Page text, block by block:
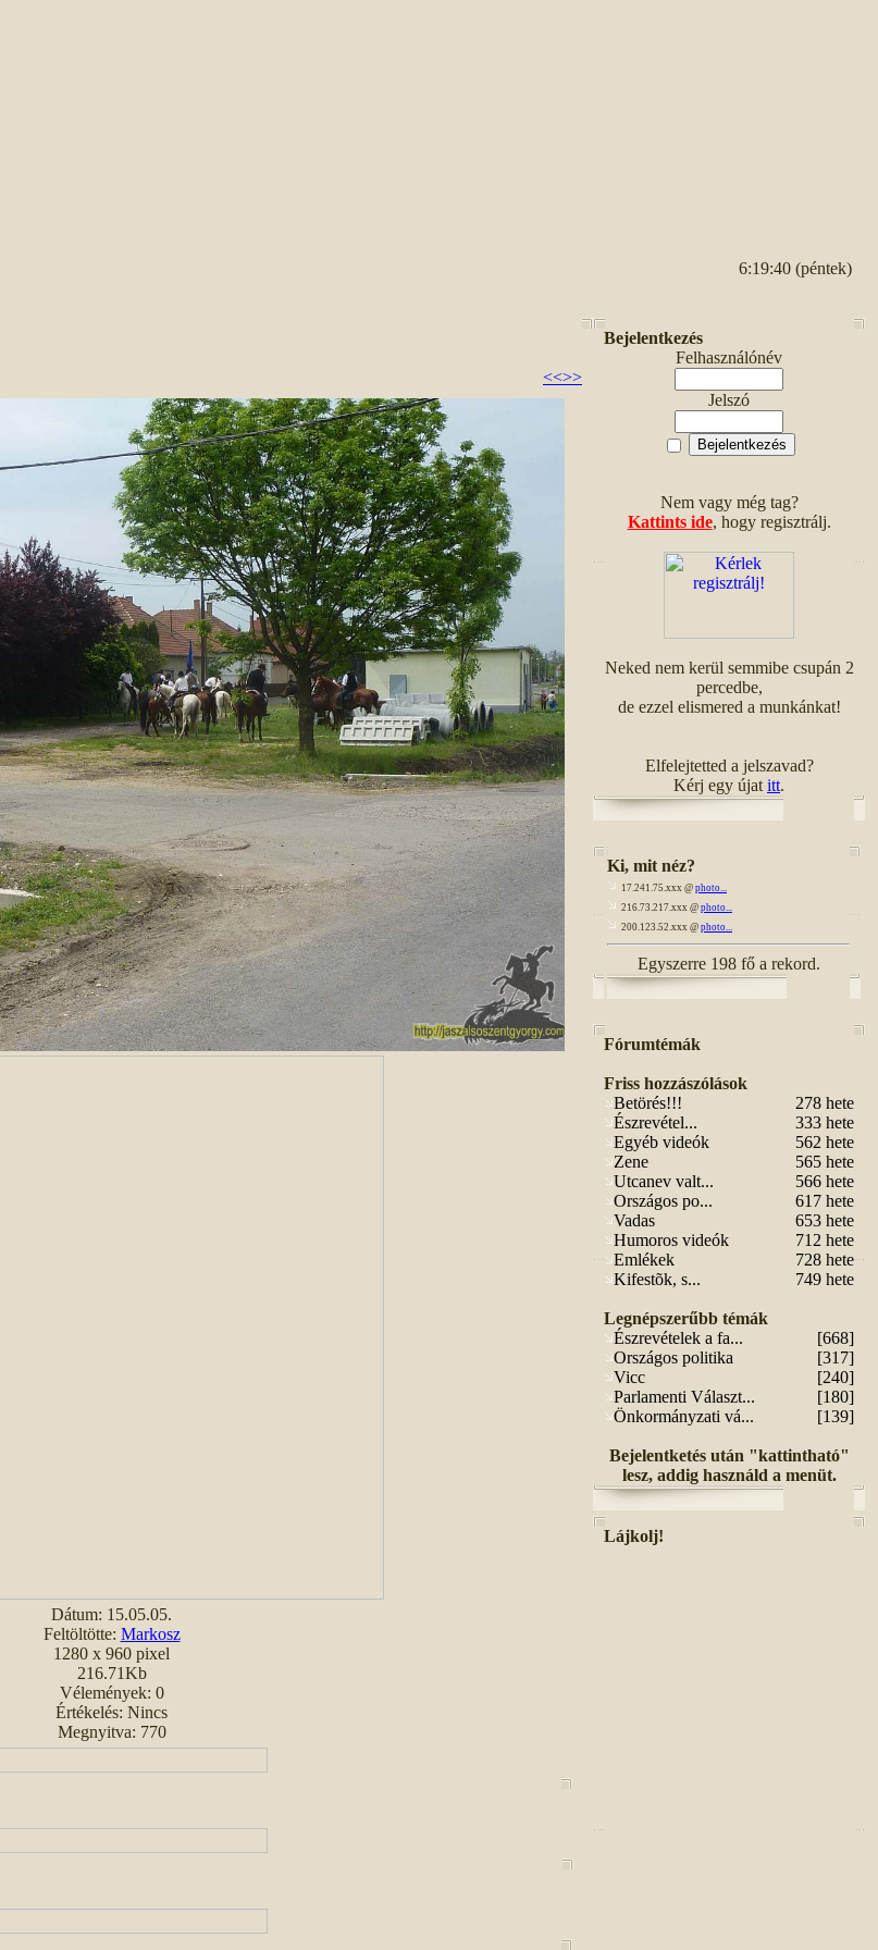
6:19:40 (péntek)
<<>>
Dátum: 15.05.05.
Feltöltötte: Markosz
1280 x 960 pixel
216.71Kb
Vélemények: 0
Értékelés: Nincs
Megnyitva: 770
Bejelentkezés
Felhasználónév
Jelszó
Nem vagy még tag?
Kattints ide, hogy regisztrálj.
Neked nem kerül semmibe csupán 2
percedbe,
de ezzel elismered a munkánkat!
Elfelejtetted a jelszavad?
Kérj egy újat itt.
Ki, mit néz?
17.241.75.xxx @ photo...
216.73.217.xxx @ photo...
200.123.52.xxx @ photo...
Egyszerre 198 fő a rekord.
Fórumtémák
Friss hozzászólások
Betörés!!!
278 hete
Észrevétel...
333 hete
Egyéb videók
562 hete
Zene
565 hete
Utcanev valt...
566 hete
Országos po...
617 hete
Vadas
653 hete
Humoros videók
712 hete
Emlékek
728 hete
Kifestõk, s...
749 hete
Legnépszerűbb témák
Észrevételek a fa...
[668]
Országos politika
[317]
Vicc
[240]
Parlamenti Választ...
[180]
Önkormányzati vá...
[139]
Bejelentketés után "kattintható"
lesz, addig használd a menüt.
Lájkolj!